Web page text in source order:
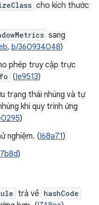
cho kích thước
sang
, b/360934048)
phép truy cập trực
(Ie9513)
trạng thái nhúng và tự
khi quy trình ứng
)
nghiệm. (I68a71)
)
trả về hashCode